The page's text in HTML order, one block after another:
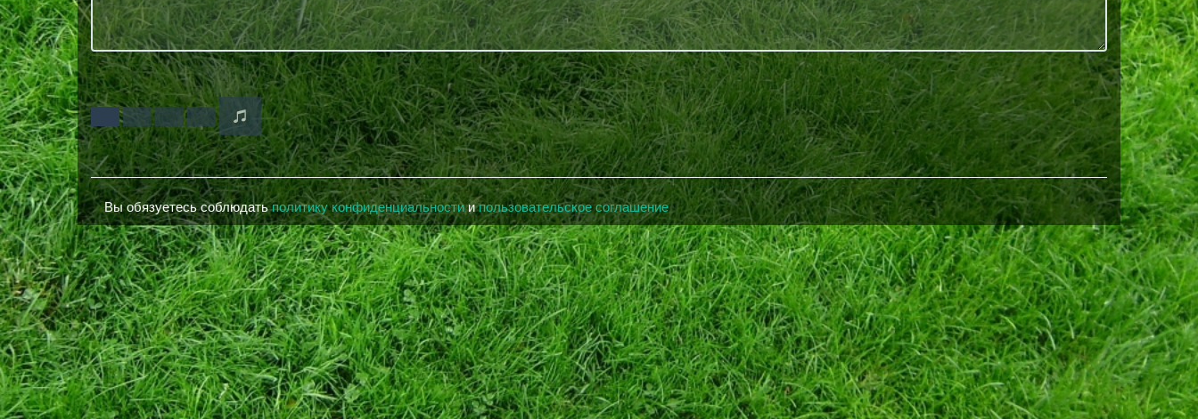
Вы обязуетесь соблюдатьполитику конфиденциальностиипользовательское соглашение